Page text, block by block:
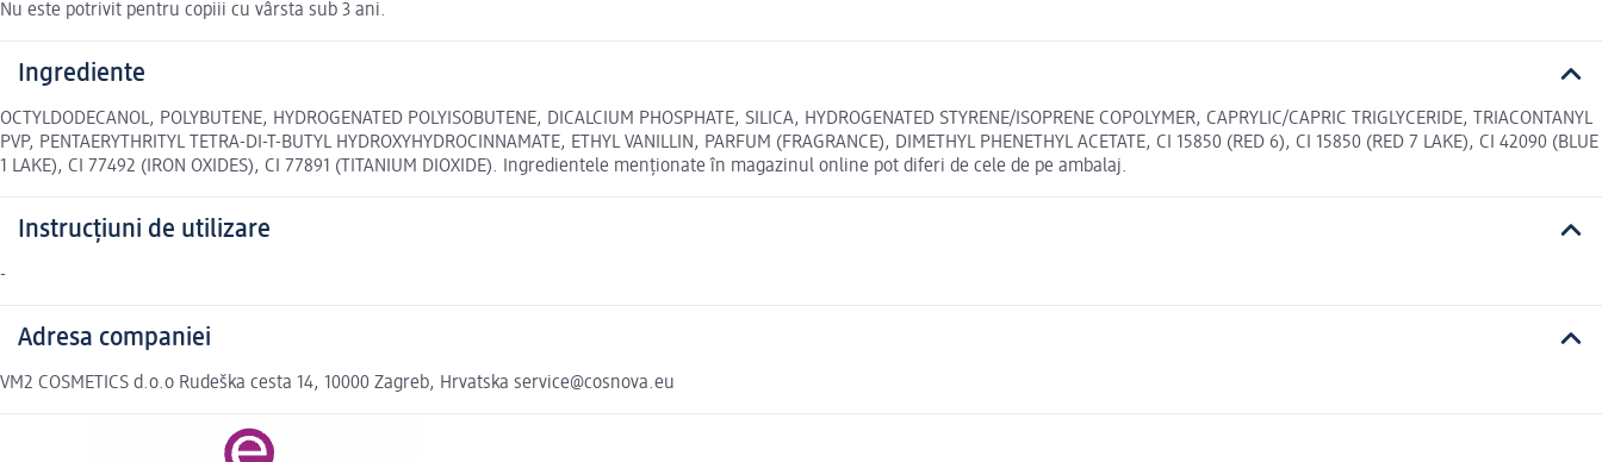
Nu este potrivit pentru copiii cu vârsta sub 3 ani.
Ingrediente
OCTYLDODECANOL, POLYBUTENE, HYDROGENATED POLYISOBUTENE, DICALCIUM PHOSPHATE, SILICA, HYDROGENATED STYRENE/ISOPRENE COPOLYMER, CAPRYLIC/CAPRIC TRIGLYCERIDE, TRIACONTANYL
PVP, PENTAERYTHRITYL TETRA-DI-T-BUTYL HYDROXYHYDROCINNAMATE, ETHYL VANILLIN, PARFUM (FRAGRANCE), DIMETHYL PHENETHYL ACETATE, CI 15850 (RED 6), CI 15850 (RED 7 LAKE), CI 42090 (BLUE
1 LAKE), CI 77492 (IRON OXIDES), CI 77891 (TITANIUM DIOXIDE). Ingredientele menționate în magazinul online pot diferi de cele de pe ambalaj.
Instrucțiuni de utilizare
-
Adresa companiei
VM2 COSMETICS d.o.o Rudeška cesta 14, 10000 Zagreb, Hrvatska service@cosnova.eu